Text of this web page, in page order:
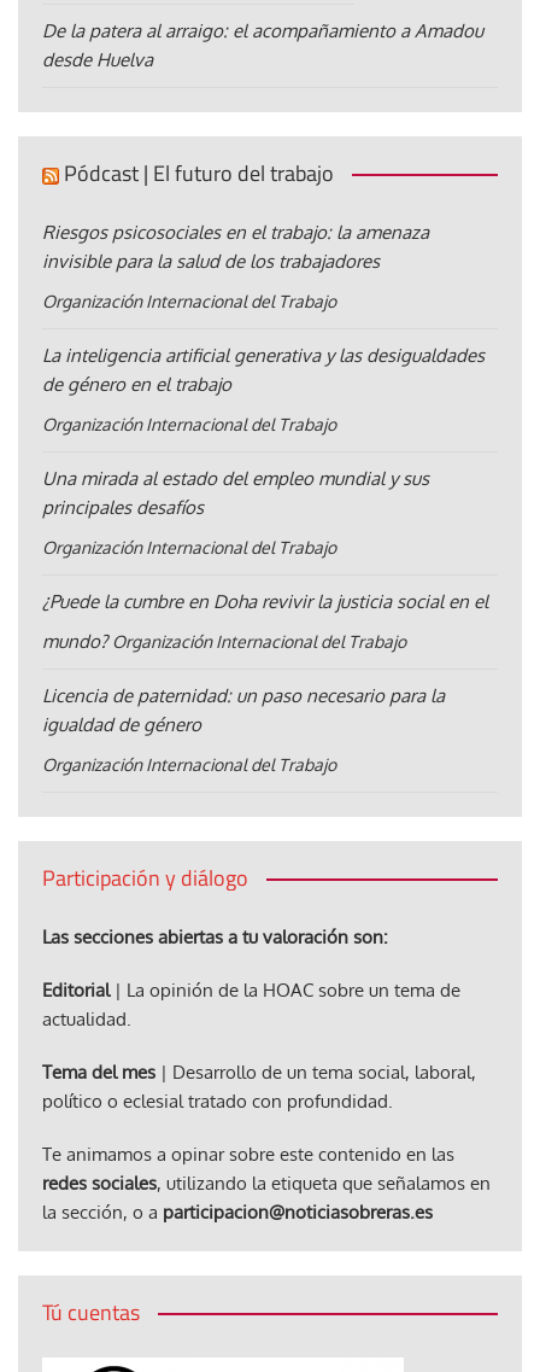
De la patera al arraigo: el acompañamiento a Amadou
desde Huelva
Pódcast | El futuro del trabajo
Riesgos psicosociales en el trabajo: la amenaza
invisible para la salud de los trabajadores
Organización Internacional del Trabajo
La inteligencia artificial generativa y las desigualdades
de género en el trabajo
Organización Internacional del Trabajo
Una mirada al estado del empleo mundial y sus
principales desafíos
Organización Internacional del Trabajo
¿Puede la cumbre en Doha revivir la justicia social en el
mundo? Organización Internacional del Trabajo
Licencia de paternidad: un paso necesario para la
igualdad de género
Organización Internacional del Trabajo
Participación y diálogo
Las secciones abiertas a tu valoración son:
Editorial| La opinión de la HOAC sobre un tema de
actualidad.
Tema del mes | Desarrollo de un tema social, laboral,
político o eclesial tratado con profundidad.
Te animamos a opinar sobre este contenido en las
redes sociales, utilizando la etiqueta que señalamos en
la sección, o a participacion@noticiasobreras.es
Tú cuentas